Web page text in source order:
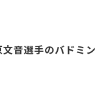
音選手のバドミン